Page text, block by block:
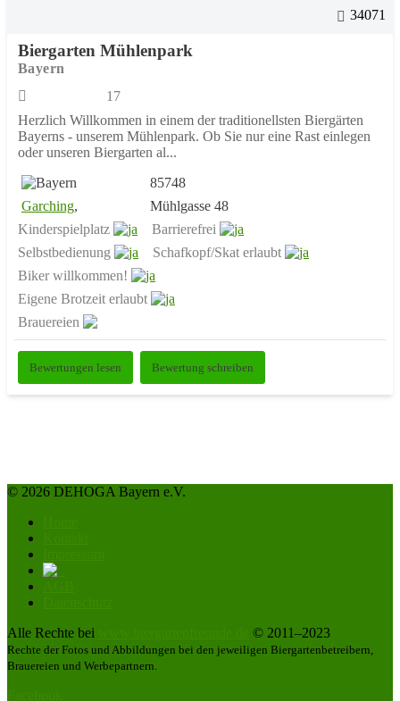
34071
Biergarten Mühlenpark
Bayern
17
Herzlich Willkommen in einem der traditionellsten Biergärten
Bayerns - unserem Mühlenpark. Ob Sie nur eine Rast einlegen
oder unseren Biergarten al...
85748
Garching,
Mühlgasse 48
Kinderspielplatz
Barrierefrei
Selbstbedienung
Schafkopf/Skat erlaubt
Biker willkommen!
Eigene Brotzeit erlaubt
Brauereien
Bewertungen lesen Bewertung schreiben
© 2026 DEHOGA Bayern e.V.
Alle Rechte bei
© 2011–2023
Rechte der Fotos und Abbildungen bei den jeweiligen Biergartenbetreibern,
Brauereien und Werbepartnern.